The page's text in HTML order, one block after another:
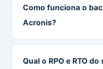
Como funciona o
Acronis?
Qual o RPO e RTO